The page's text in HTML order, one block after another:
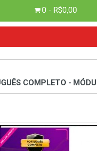
0 - R$0,00
COMPLETO -